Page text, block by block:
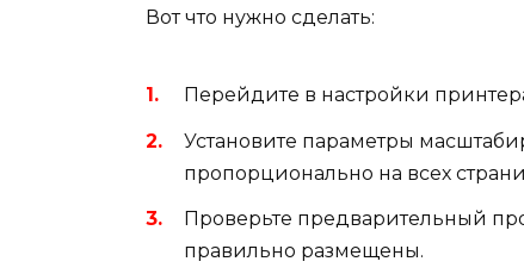
Вот что нужно сделать:
Перейдите в настройки
Установите параметры
пропорционально на всех
Проверьте предварительный
правильно размещены.